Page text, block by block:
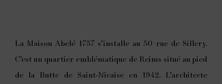
La Maison Abelé 1757 s’installe au 50 rue de Sillery.
C’est un quartier emblématique de Reims situé au pied
de la Butte de Saint-Nicaise en 1942. L’architecte